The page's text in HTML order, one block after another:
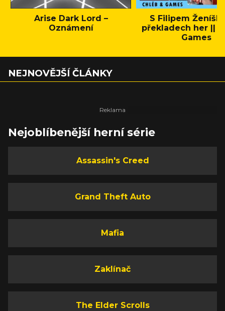
Arise Dark Lord –
Oznámení
S Filipem
překladech her ||
Games
NEJNOVĚJŠÍ ČLÁNKY
Nejoblíbenější herní série
Assassin's Creed
Grand Theft Auto
Mafia
Zaklínač
The Elder Scrolls